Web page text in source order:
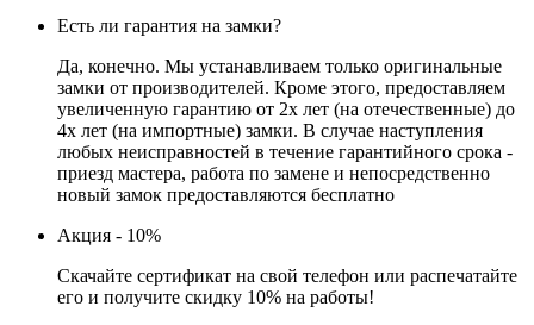
Есть ли гарантия на замки?
Да, конечно. Мы устанавливаем только оригинальные
замки от производителей. Кроме этого, предоставляем
увеличенную гарантию от 2х лет (на отечественные) до
4х лет (на импортные) замки. В случае наступления
любых неисправностей в течение гарантийного срока -
приезд мастера, работа по замене и непосредственно
новый замок предоставляются бесплатно
Акция - 10%
Скачайте сертификат на свой телефон или распечатайте
его и получите скидку 10% на работы!